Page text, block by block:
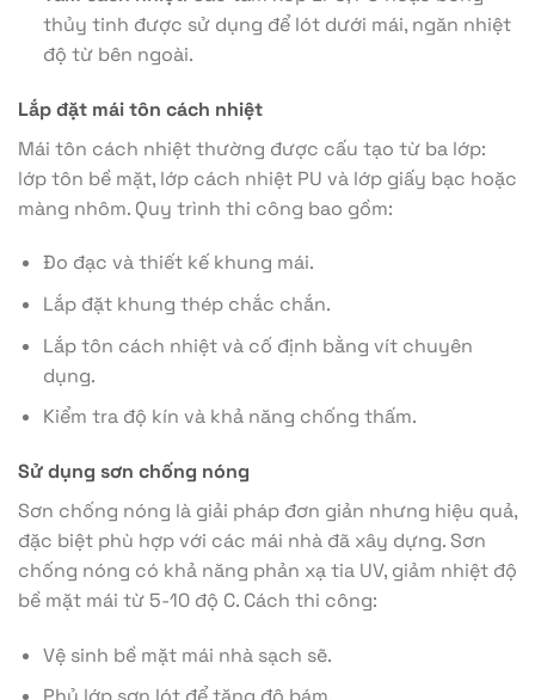
thủy tinh được sử dụng để lót dưới mái, ngăn nhiệt
độ từ bên ngoài.
Lắp đặt mái tôn cách nhiệt
Mái tôn cách nhiệt thường được cấu tạo từ ba lớp:
lớp tôn bề mặt, lớp cách nhiệt PU và lớp giấy bạc hoặc
màng nhôm. Quy trình thi công bao gồm:
Đo đạc và thiết kế khung mái.
Lắp đặt khung thép chắc chắn.
Lắp tôn cách nhiệt và cố định bằng vít chuyên
dụng.
Kiểm tra độ kín và khả năng chống thấm.
Sử dụng sơn chống nóng
Sơn chống nóng là giải pháp đơn giản nhưng hiệu quả,
đặc biệt phù hợp với các mái nhà đã xây dựng. Sơn
chống nóng có khả năng phản xạ tia UV, giảm nhiệt độ
bề mặt mái từ 5-10 độ C. Cách thi công:
Vệ sinh bề mặt mái nhà sạch sẽ.